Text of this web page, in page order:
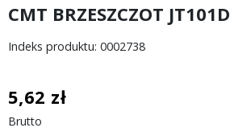
CMT BRZESZCZOT JT101D
Indeks produktu: 0002738
5,62 zł
Brutto